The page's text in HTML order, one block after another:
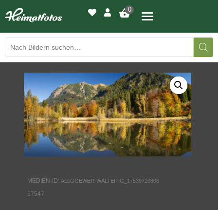
0
BILDERGALERIE
DRUCKQUALITÄTEN
LED-LEUCHTBILDER
WIR DRUCKEN IHR BILD
MEDIEN-ID: ALLGOEWER-WALTER-G_17539720806
57547